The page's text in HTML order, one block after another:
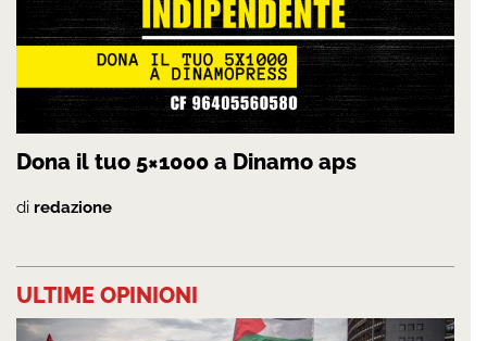
Dona il tuo 5×1000 a Dinamo aps
di redazione
ULTIME OPINIONI